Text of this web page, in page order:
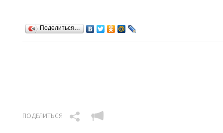
Поделиться…
ПОДЕЛИТЬСЯ